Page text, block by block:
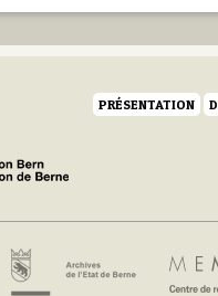
PRÉSENTATION